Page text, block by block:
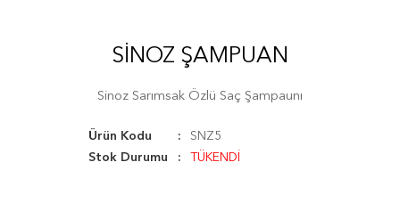
SINOZ ŞAMPUAN
Sinoz Sarımsak Özlü Saç Şampaunı
Ürün Kodu
SNZ5
Stok Durumu
TÜKENDİ